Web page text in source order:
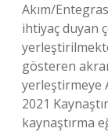
Akım/
ihtiyaç duyan
gösteren
yerleştirmeye
2021
kaynaştırma